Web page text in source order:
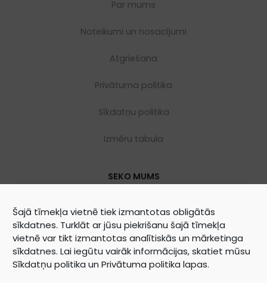
Šajā tīmekļa vietnē tiek izmantotas obligātās
sīkdatnes. Turklāt ar jūsu piekrišanu šajā tīmekļa
vietnē var tikt izmantotas analītiskās un mārketinga
sīkdatnes. Lai iegūtu vairāk informācijas, skatiet mūsu
Sīkdatņu politika un Privātuma politika lapas.
Par mums
Noteikumi un nosacījumi
Atgriešana
Privātuma politika
Sīkdatņu politika
Izmēru tabula
SEKO MUMS